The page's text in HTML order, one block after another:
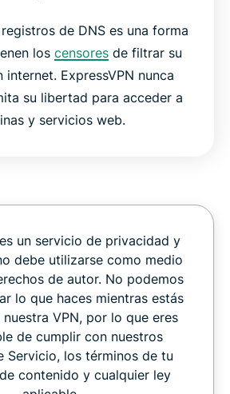
de DNS es una forma
los censoresde filtrar su
internet. ExpressVPN nunca
su libertad para acceder a
y servicios web.
un servicio de privacidad y
debe utilizarse como medio
de autor. No podemos
lo que haces mientras estás
VPN, por lo que eres
de cumplir con nuestros
Servicio, los términos de tu
contenido y cualquier ley